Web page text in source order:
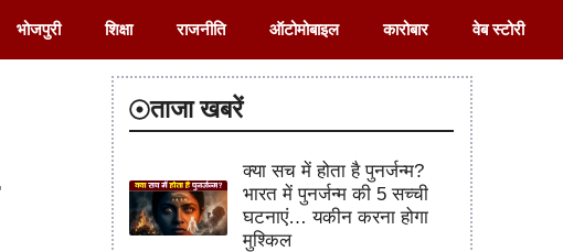
भोजपुरी शिक्षा राजनीति ऑटोमोबाइल कारोबार वेब स्टोरी
ताजा खबरें
क्या सच में होता है पुनर्जन्म?
भारत में पुनर्जन्म की 5 सच्ची
घटनाएं… यकीन करना होगा
मुश्किल